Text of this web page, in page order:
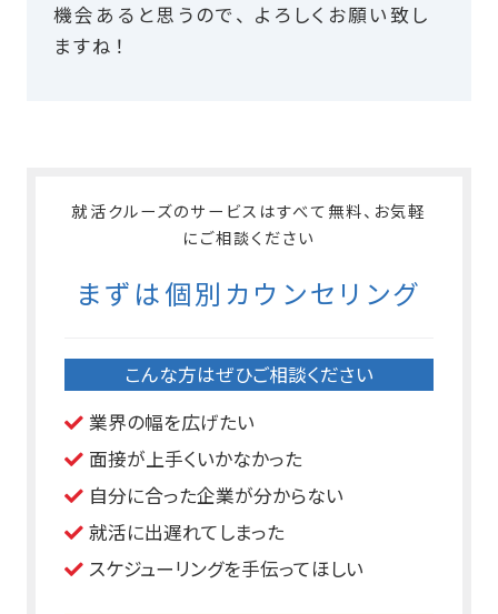
機会あると思うので、 よろしくお願い致し
ますね！
就活クルーズのサービスはすべて無料、お気軽
にご相談ください
まずは個別カウンセリング
こんな方はぜひご相談ください
業界の幅を広げたい
面接が上手くいかなかった
自分に合った企業が分からない
就活に出遅れてしまった
スケジューリングを手伝ってほしい